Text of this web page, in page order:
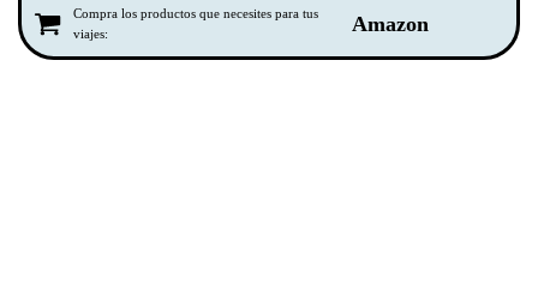
Compra los productos que necesites para tus
viajes:
Amazon